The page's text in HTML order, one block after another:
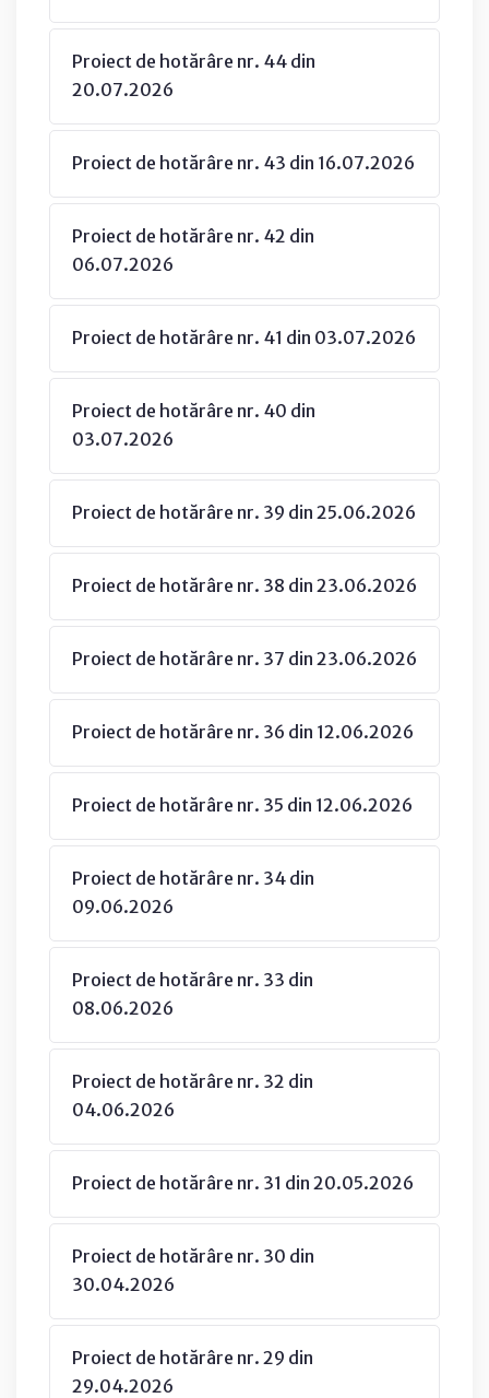
Proiect de hotărâre nr. 44 din
20.07.2026
Proiect de hotărâre nr. 43 din 16.07.2026
Proiect de hotărâre nr. 42 din
06.07.2026
Proiect de hotărâre nr. 41 din 03.07.2026
Proiect de hotărâre nr. 40 din
03.07.2026
Proiect de hotărâre nr. 39 din 25.06.2026
Proiect de hotărâre nr. 38 din 23.06.2026
Proiect de hotărâre nr. 37 din 23.06.2026
Proiect de hotărâre nr. 36 din 12.06.2026
Proiect de hotărâre nr. 35 din 12.06.2026
Proiect de hotărâre nr. 34 din
09.06.2026
Proiect de hotărâre nr. 33 din
08.06.2026
Proiect de hotărâre nr. 32 din
04.06.2026
Proiect de hotărâre nr. 31 din 20.05.2026
Proiect de hotărâre nr. 30 din
30.04.2026
Proiect de hotărâre nr. 29 din
29.04.2026